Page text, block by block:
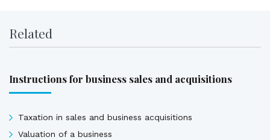
Related
Instructions for business sales and acquisitions
Taxation in sales and business acquisitions
Valuation of a business